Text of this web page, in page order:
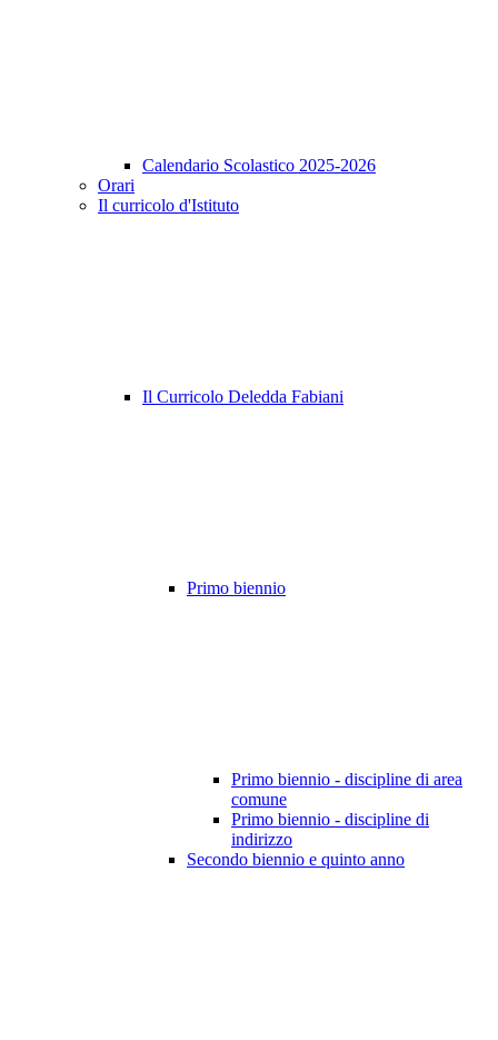
Calendario Scolastico 2025-2026
Orari
Il curricolo d'Istituto
Il Curricolo Deledda Fabiani
Primo biennio
Primo biennio - discipline di area
comune
Primo biennio - discipline di
indirizzo
Secondo biennio e quinto anno